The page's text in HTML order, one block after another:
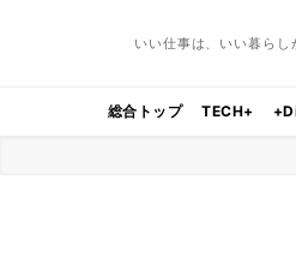
いい仕事は、いい暮らし
総合トップ TECH+